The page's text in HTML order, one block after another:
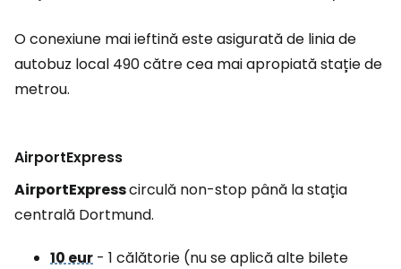
O conexiune mai ieftină este asigurată de linia de
autobuz local 490 către cea mai apropiată stație de
metrou.
AirportExpress
AirportExpresscirculă non-stop până la stația
centrală Dortmund.
10 eur - 1 călătorie (nu se aplică alte bilete